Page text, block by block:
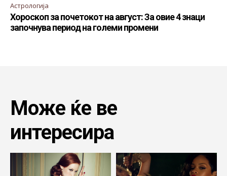
Астрологија
Хороскоп за почетокот на август: За овие 4 знаци
започнува период на големи промени
Може ќе ве
интересира